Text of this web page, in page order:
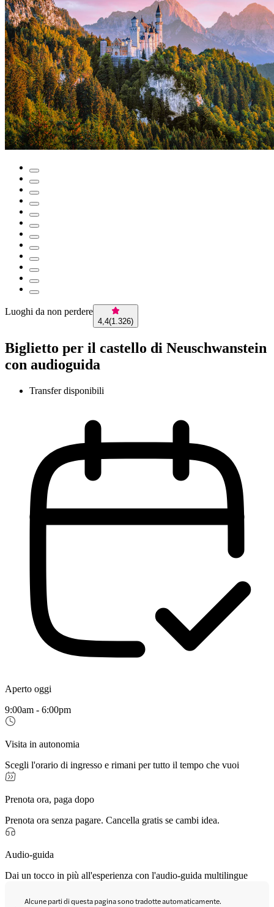
Luoghi da non perdere
4,4(1.326)
Biglietto per il castello di Neuschwanstein
con audioguida
Transfer disponibili
Aperto oggi
9:00am - 6:00pm
Visita in autonomia
Scegli l'orario di ingresso e rimani per tutto il tempo che vuoi
Prenota ora, paga dopo
Prenota ora senza pagare. Cancella gratis se cambi idea.
Audio-guida
Dai un tocco in più all'esperienza con l'audio-guida multilingue
Alcune parti di questa pagina sono tradotte automaticamente.